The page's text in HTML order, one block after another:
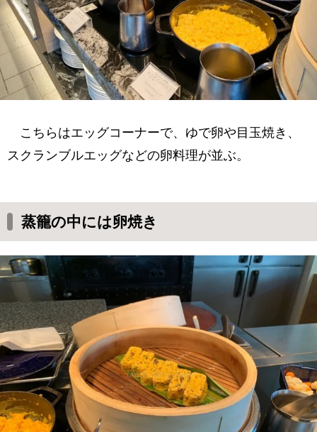
こちらはエッグコーナーで、ゆで卵や目玉焼き、
スクランブルエッグなどの卵料理が並ぶ。
蒸籠の中には卵焼き